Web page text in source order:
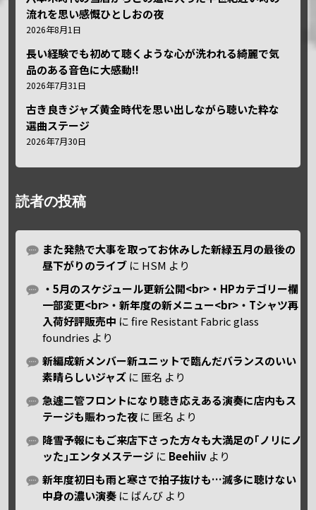
流れを思い感慨ひとしおの夜
2026年8月1日
長い経験でも初めて聴くような心が洗われる綺麗で気
品のある音色に大感動!!
2026年7月31日
古き良きジャズ黄金時代を思い出しながら聴いた粋な
選曲ステージ
2026年7月30日
読者の投稿
また発熱で大事を取ってお休みした新緑五月の最後の
昼下がりのライブ に HSM より
・5月のスケジュール更新公開<br>・HPカテゴリー欄
一部変更<br>・新年度の新メニュー<br>・Tシャツ再
入荷好評販売中 にfire Resistant Fabric glass
foundries より
新編成新メンバー新ユニットで臨んだバランスのいい
素晴らしいジャズ に 匿名 より
急遽二管フロントになり聴き応えある演奏に店内もス
テージも賑わった夜 に 匿名 より
降雪予報にもご来店下さった方々も大満足の｢ノリにノ
ッた｣エンタメステージ に Beehiiv より
新年度初日も雨と寒さで拍子抜けも…滅多に聴けない
中身の濃い演奏 に ばんび より